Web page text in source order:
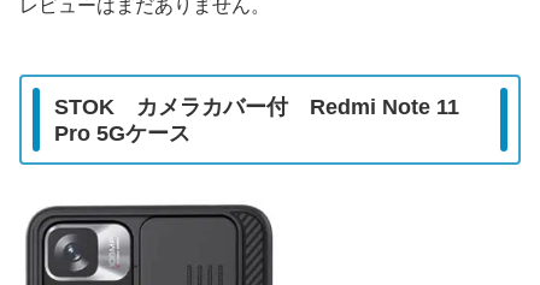
レビューはまだありません。
STOK カメラカバー付 Redmi Note 11
Pro 5Gケース